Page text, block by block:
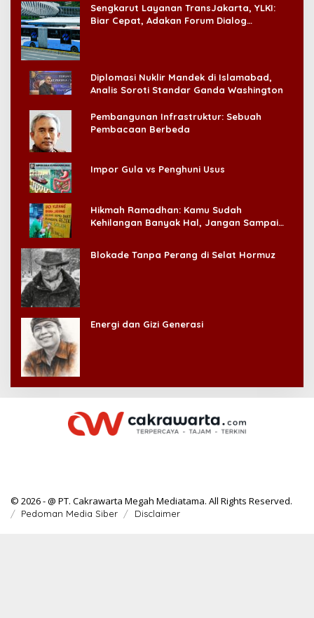
Sengkarut Layanan TransJakarta, YLKI:
Biar Cepat, Adakan Forum Dialog
Diplomasi Nuklir Mandek di Islamabad,
Analis Soroti Standar Ganda Washington
Pembangunan Infrastruktur: Sebuah
Pembacaan Berbeda
Impor Gula vs Penghuni Usus
Hikmah Ramadhan: Kamu Sudah
Kehilangan Banyak Hal, Jangan Sampai
Blokade Tanpa Perang di Selat Hormuz
Energi dan Gizi Generasi
© 2026 - @ PT. Cakrawarta Megah Mediatama. All Rights Reserved.
Pedoman Media Siber Disclaimer